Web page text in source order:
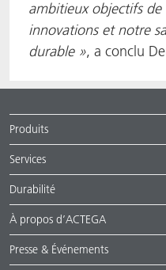
ambitieux objectifs
innovations et notre
durable », a conclu
Produits
Services
Durabilité
À propos d’ACTEGA
Presse & Événements